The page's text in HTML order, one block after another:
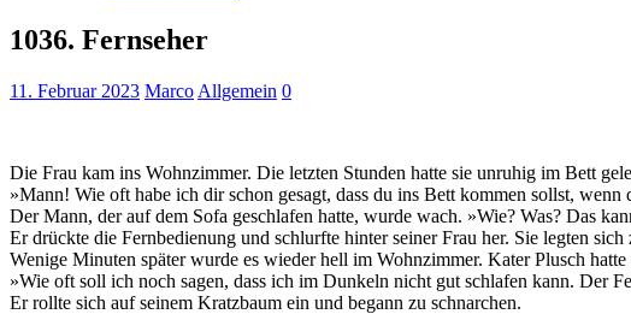
1036. Fernseher
11. Februar 2023 Marco Allgemein 0
Die Frau kam ins Wohnzimmer. Die letzten Stunden hatte sie unruhig im Bett
»Mann! Wie oft habe ich dir schon gesagt, dass du ins Bett kommen sollst,
Der Mann, der auf dem Sofa geschlafen hatte, wurde wach. »Wie? Was? Das
Er drückte die Fernbedienung und schlurfte hinter seiner Frau her. Sie legten sich
Wenige Minuten später wurde es wieder hell im Wohnzimmer. Kater Plusch
»Wie oft soll ich noch sagen, dass ich im Dunkeln nicht gut schlafen kann. Der
Er rollte sich auf seinem Kratzbaum ein und begann zu schnarchen.